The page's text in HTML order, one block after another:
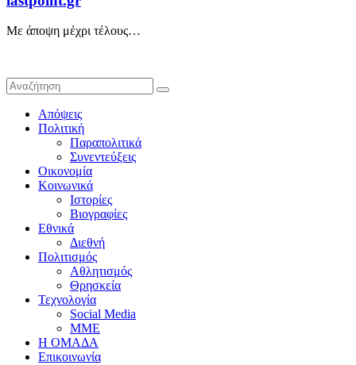
Με άποψη μέχρι τέλους…
Απόψεις
Πολιτική
Παραπολιτικά
Συνεντεύξεις
Οικονομία
Κοινωνικά
Ιστορίες
Βιογραφίες
Εθνικά
Διεθνή
Πολιτισμός
Αθλητισμός
Θρησκεία
Τεχνολογία
Social Media
ΜΜΕ
Η ΟΜΑΔΑ
Επικοινωνία